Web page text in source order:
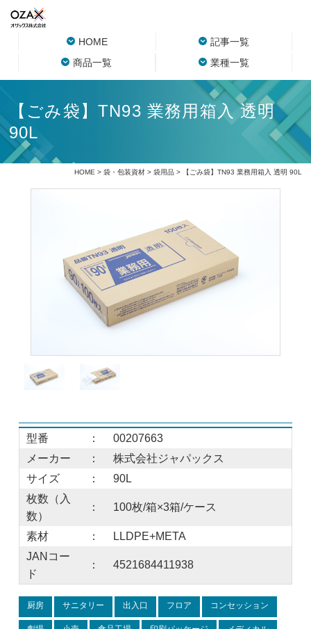
HOME
記事一覧
商品一覧
業種一覧
【ごみ袋】TN93 業務用箱入 透明
90L
HOME > 袋・包装資材> 袋用品> 【ごみ袋】TN93 業務用箱入 透明 90L
型番 ：
00207663
メーカー
：
株式会社ジャパックス
サイズ
：
90L
枚数（入
数）
： 100枚/箱×3箱/ケース
素材 ：
LLDPE+META
JANコー
ド
： 4521684411938
厨房 サニタリー 出入口 フロア コンセッション